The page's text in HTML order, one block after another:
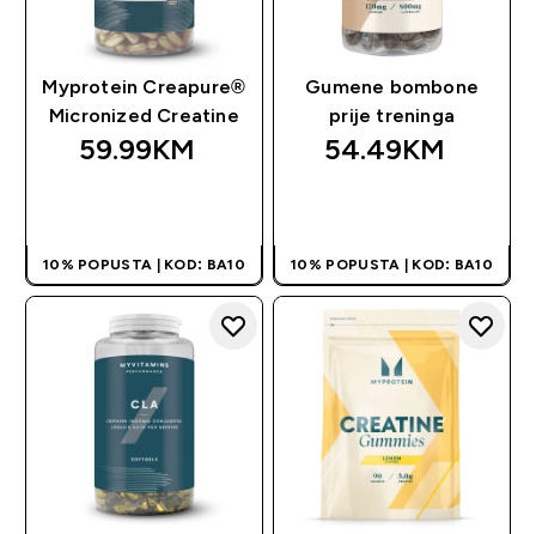
Myprotein Creapure®
Micronized Creatine
59.99KM‎
10% POPUSTA | KOD: BA10
Gumene bombone
prije treninga
54.49KM‎
10% POPUSTA | KOD: BA10